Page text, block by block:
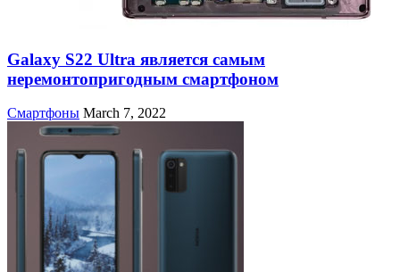
Galaxy S22 Ultra является самым
неремонтопригодным смартфоном
Смартфоны March 7, 2022